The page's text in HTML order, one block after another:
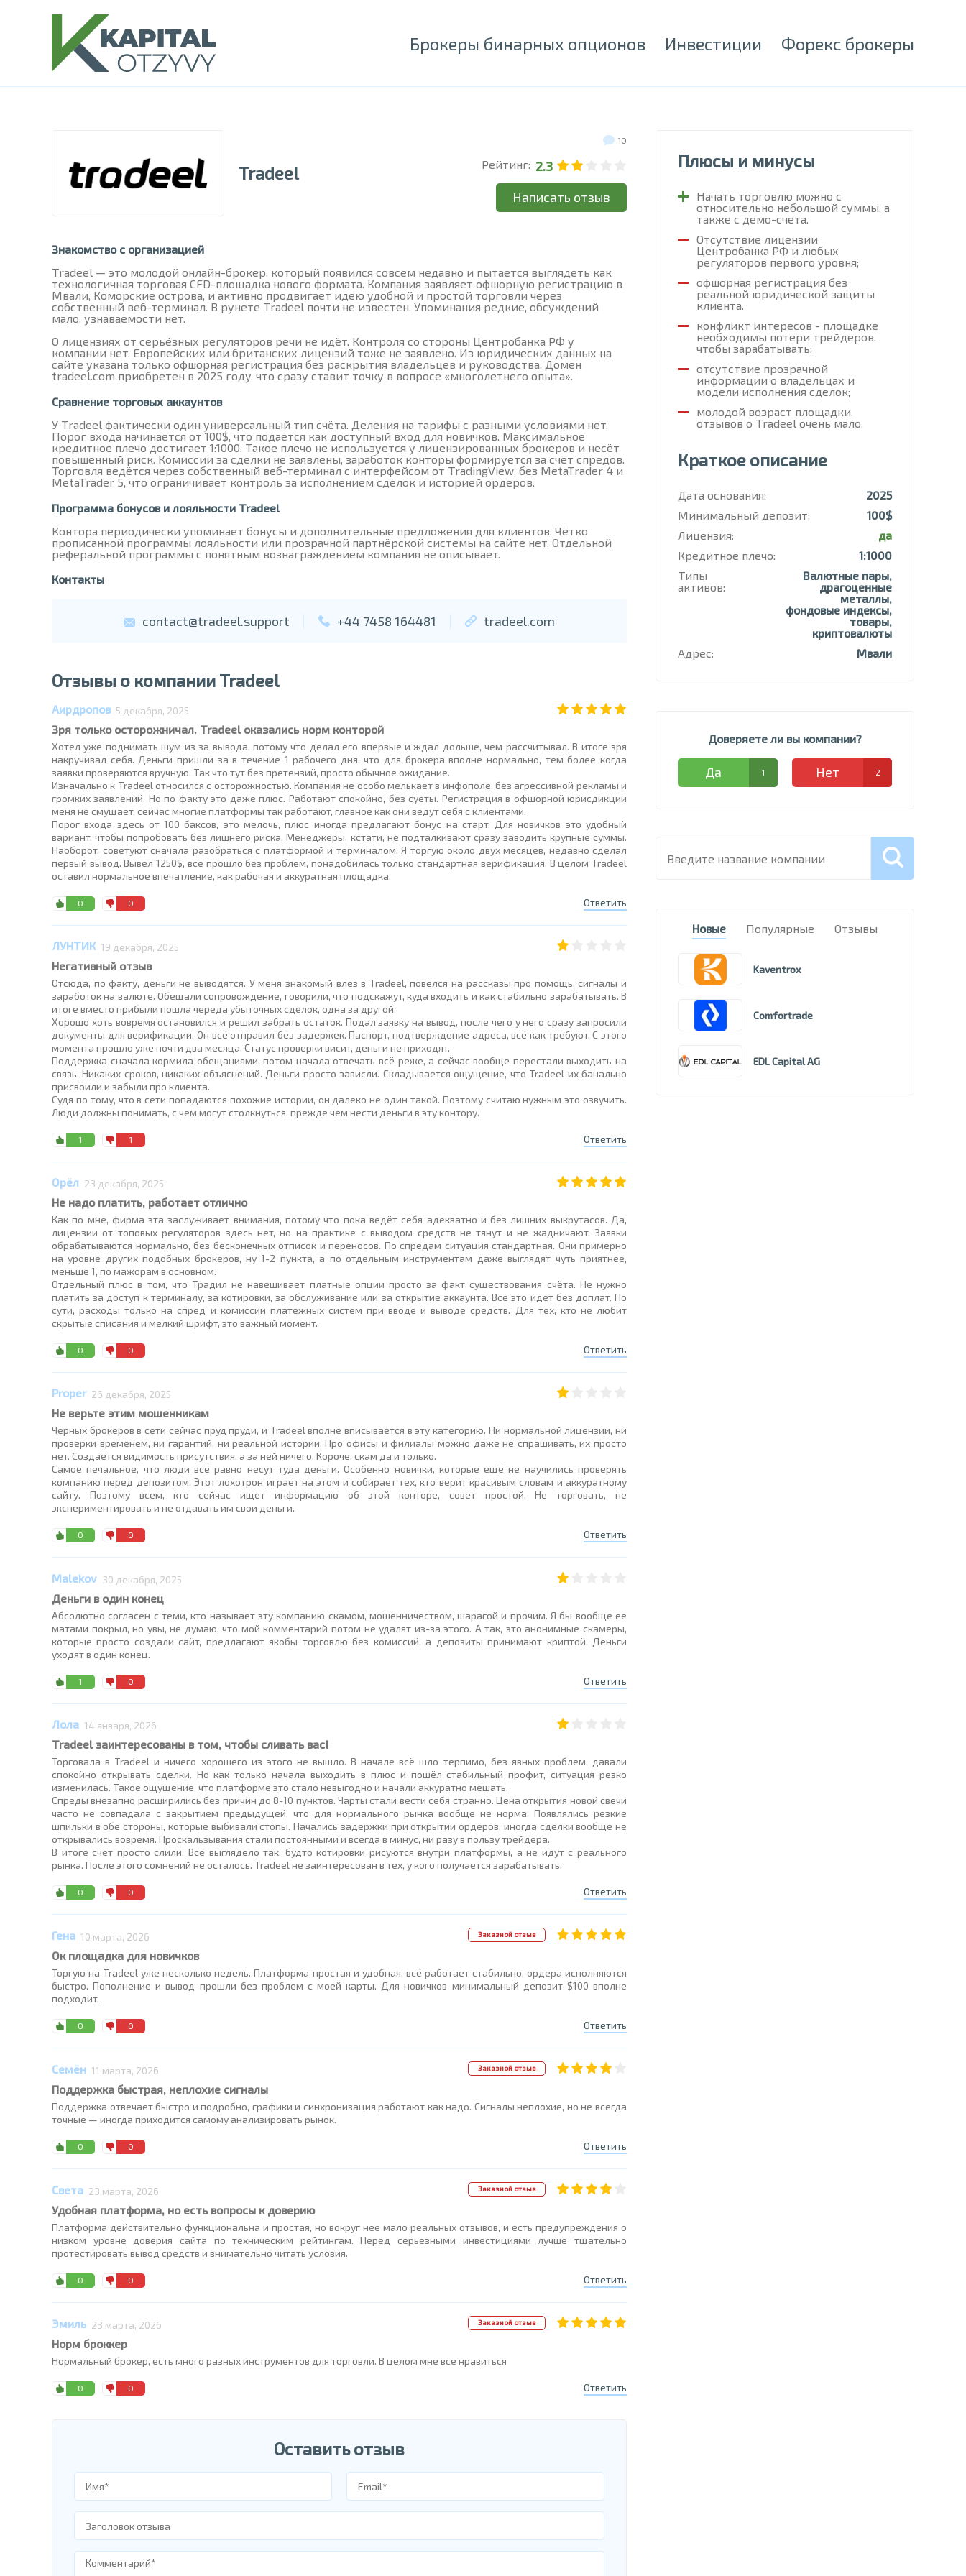
Брокеры бинарных опционов Инвестиции Форекс брокеры
Tradeel
10
Рейтинг: 2.3
Написать отзыв
Знакомство с организацией
Tradeel — это молодой онлайн-брокер, который появился совсем недавно и пытается выглядеть как
технологичная торговая CFD-площадка нового формата. Компания заявляет офшорную регистрацию в
Мвали, Коморские острова, и активно продвигает идею удобной и простой торговли через
собственный веб-терминал. В рунете Tradeel почти не известен. Упоминания редкие, обсуждений
мало, узнаваемости нет.
О лицензиях от серьёзных регуляторов речи не идёт. Контроля со стороны Центробанка РФ у
компании нет. Европейских или британских лицензий тоже не заявлено. Из юридических данных на
сайте указана только офшорная регистрация без раскрытия владельцев и руководства. Домен
tradeel.com приобретен в 2025 году, что сразу ставит точку в вопросе «многолетнего опыта».
Сравнение торговых аккаунтов
У Tradeel фактически один универсальный тип счёта. Деления на тарифы с разными условиями нет.
Порог входа начинается от 100$, что подаётся как доступный вход для новичков. Максимальное
кредитное плечо достигает 1:1000. Такое плечо не используется у лицензированных брокеров и несёт
повышенный риск. Комиссии за сделки не заявлены, заработок конторы формируется за счёт спредов.
Торговля ведётся через собственный веб-терминал с интерфейсом от TradingView, без MetaTrader 4 и
MetaTrader 5, что ограничивает контроль за исполнением сделок и историей ордеров.
Программа бонусов и лояльности Tradeel
Контора периодически упоминает бонусы и дополнительные предложения для клиентов. Чётко
прописанной программы лояльности или прозрачной партнёрской системы на сайте нет. Отдельной
реферальной программы с понятным вознаграждением компания не описывает.
Контакты
contact@tradeel.support +44 7458 164481 tradeel.com
Отзывы о компании Tradeel
Аирдропов 5 декабря, 2025
Зря только осторожничал. Tradeel оказались норм конторой
Хотел уже поднимать шум из за вывода, потому что делал его впервые и ждал дольше, чем рассчитывал. В итоге зря
накручивал себя. Деньги пришли за в течение 1 рабочего дня, что для брокера вполне нормально, тем более когда
заявки проверяются вручную. Так что тут без претензий, просто обычное ожидание.
Изначально к Tradeel относился с осторожностью. Компания не особо мелькает в инфополе, без агрессивной рекламы и
громких заявлений. Но по факту это даже плюс. Работают спокойно, без суеты. Регистрация в офшорной юрисдикции
меня не смущает, сейчас многие платформы так работают, главное как они ведут себя с клиентами.
Порог входа здесь от 100 баксов, это мелочь, плюс иногда предлагают бонус на старт. Для новичков это удобный
вариант, чтобы попробовать без лишнего риска. Менеджеры, кстати, не подталкивают сразу заводить крупные суммы.
Наоборот, советуют сначала разобраться с платформой и терминалом. Я торгую около двух месяцев, недавно сделал
первый вывод. Вывел 1250$, всё прошло без проблем, понадобилась только стандартная верификация. В целом Tradeel
оставил нормальное впечатление, как рабочая и аккуратная площадка.
0 0 Ответить
ЛУНТИК 19 декабря, 2025
Негативный отзыв
Отсюда, по факту, деньги не выводятся. У меня знакомый влез в Tradeel, повёлся на рассказы про помощь, сигналы и
заработок на валюте. Обещали сопровождение, говорили, что подскажут, куда входить и как стабильно зарабатывать. В
итоге вместо прибыли пошла череда убыточных сделок, одна за другой.
Хорошо хоть вовремя остановился и решил забрать остаток. Подал заявку на вывод, после чего у него сразу запросили
документы для верификации. Он всё отправил без задержек. Паспорт, подтверждение адреса, всё как требуют. С этого
момента прошло уже почти два месяца. Статус проверки висит, деньги не приходят.
Поддержка сначала кормила обещаниями, потом начала отвечать всё реже, а сейчас вообще перестали выходить на
связь. Никаких сроков, никаких объяснений. Деньги просто зависли. Складывается ощущение, что Tradeel их банально
присвоили и забыли про клиента.
Судя по тому, что в сети попадаются похожие истории, он далеко не один такой. Поэтому считаю нужным это озвучить.
Люди должны понимать, с чем могут столкнуться, прежде чем нести деньги в эту контору.
1 1 Ответить
Орёл 23 декабря, 2025
Не надо платить, работает отлично
Как по мне, фирма эта заслуживает внимания, потому что пока ведёт себя адекватно и без лишних выкрутасов. Да,
лицензии от топовых регуляторов здесь нет, но на практике с выводом средств не тянут и не жадничают. Заявки
обрабатываются нормально, без бесконечных отписок и переносов. По спредам ситуация стандартная. Они примерно
на уровне других подобных брокеров, ну 1-2 пункта, а по отдельным инструментам даже выглядят чуть приятнее,
меньше 1, по мажорам в основном.
Отдельный плюс в том, что Традил не навешивает платные опции просто за факт существования счёта. Не нужно
платить за доступ к терминалу, за котировки, за обслуживание или за открытие аккаунта. Всё это идёт без доплат. По
сути, расходы только на спред и комиссии платёжных систем при вводе и выводе средств. Для тех, кто не любит
скрытые списания и мелкий шрифт, это важный момент.
0 0 Ответить
Proper 26 декабря, 2025
Не верьте этим мошенникам
Чёрных брокеров в сети сейчас пруд пруди, и Tradeel вполне вписывается в эту категорию. Ни нормальной лицензии, ни
проверки временем, ни гарантий, ни реальной истории. Про офисы и филиалы можно даже не спрашивать, их просто
нет. Создаётся видимость присутствия, а за ней ничего. Короче, скам да и только.
Самое печальное, что люди всё равно несут туда деньги. Особенно новички, которые ещё не научились проверять
компанию перед депозитом. Этот лохотрон играет на этом и собирает тех, кто верит красивым словам и аккуратному
сайту. Поэтому всем, кто сейчас ищет информацию об этой конторе, совет простой. Не торговать, не
экспериментировать и не отдавать им свои деньги.
0 0 Ответить
Malekov 30 декабря, 2025
Деньги в один конец
Абсолютно согласен с теми, кто называет эту компанию скамом, мошенничеством, шарагой и прочим. Я бы вообще ее
матами покрыл, но увы, не думаю, что мой комментарий потом не удалят из-за этого. А так, это анонимные скамеры,
которые просто создали сайт, предлагают якобы торговлю без комиссий, а депозиты принимают криптой. Деньги
уходят в один конец.
1 0 Ответить
Лола 14 января, 2026
Tradeel заинтересованы в том, чтобы сливать вас!
Торговала в Tradeel и ничего хорошего из этого не вышло. В начале всё шло терпимо, без явных проблем, давали
спокойно открывать сделки. Но как только начала выходить в плюс и пошёл стабильный профит, ситуация резко
изменилась. Такое ощущение, что платформе это стало невыгодно и начали аккуратно мешать.
Спреды внезапно расширились без причин до 8-10 пунктов. Чарты стали вести себя странно. Цена открытия новой свечи
часто не совпадала с закрытием предыдущей, что для нормального рынка вообще не норма. Появлялись резкие
шпильки в обе стороны, которые выбивали стопы. Начались задержки при открытии ордеров, иногда сделки вообще не
открывались вовремя. Проскальзывания стали постоянными и всегда в минус, ни разу в пользу трейдера.
В итоге счёт просто слили. Всё выглядело так, будто котировки рисуются внутри платформы, а не идут с реального
рынка. После этого сомнений не осталось. Tradeel не заинтересован в тех, у кого получается зарабатывать.
0 0 Ответить
Гена 10 марта, 2026 Заказной отзыв
Ок площадка для новичков
Торгую на Tradeel уже несколько недель. Платформа простая и удобная, всё работает стабильно, ордера исполняются
быстро. Пополнение и вывод прошли без проблем с моей карты. Для новичков минимальный депозит $100 вполне
подходит.
0 0 Ответить
Семён 11 марта, 2026 Заказной отзыв
Поддержка быстрая, неплохие сигналы
Поддержка отвечает быстро и подробно, графики и синхронизация работают как надо. Сигналы неплохие, но не всегда
точные — иногда приходится самому анализировать рынок.
0 0 Ответить
Света 23 марта, 2026 Заказной отзыв
Удобная платформа, но есть вопросы к доверию
Платформа действительно функциональна и простая, но вокруг нее мало реальных отзывов, и есть предупреждения о
низком уровне доверия сайта по техническим рейтингам. Перед серьёзными инвестициями лучше тщательно
протестировать вывод средств и внимательно читать условия.
0 0 Ответить
Эмиль 23 марта, 2026 Заказной отзыв
Норм броккер
Нормальный брокер, есть много разных инструментов для торговли. В целом мне все нравиться
0 0 Ответить
Оставить отзыв
Плюсы и минусы
Начать торговлю можно с
относительно небольшой суммы, а
также с демо-счета.
Отсутствие лицензии
Центробанка РФ и любых
регуляторов первого уровня;
офшорная регистрация без
реальной юридической защиты
клиента.
конфликт интересов - площадке
необходимы потери трейдеров,
чтобы зарабатывать;
отсутствие прозрачной
информации о владельцах и
модели исполнения сделок;
молодой возраст площадки,
отзывов о Tradeel очень мало.
Краткое описание
Дата основания:
2025
Минимальный депозит:
100$
Лицензия:
да
Кредитное плечо:
1:1000
Типы
активов:
Валютные пары,
драгоценные
металлы,
фондовые индексы,
товары,
криптовалюты
Адрес:
Мвали
Доверяете ли вы компании?
Да 1 Нет 2
Новые Популярные Отзывы
Kaventrox
Comfortrade
EDL Capital AG